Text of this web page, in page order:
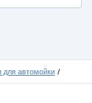
автомойки